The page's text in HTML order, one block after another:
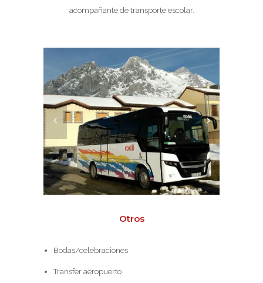
acompañante de transporte escolar.
Otros
Bodas/celebraciones
Transfer aeropuerto